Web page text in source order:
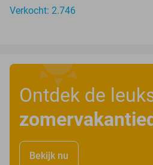
Verkocht: 2.746
Ontdek de
Bekijk nu